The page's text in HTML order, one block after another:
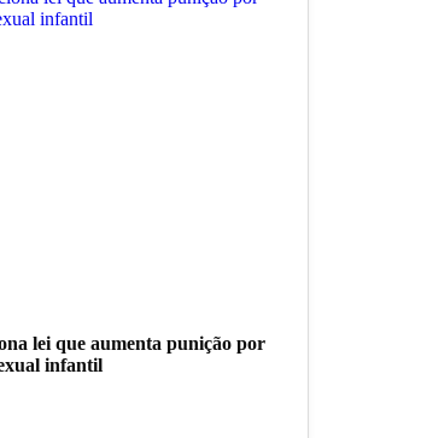
lei que aumenta punição por
infantil